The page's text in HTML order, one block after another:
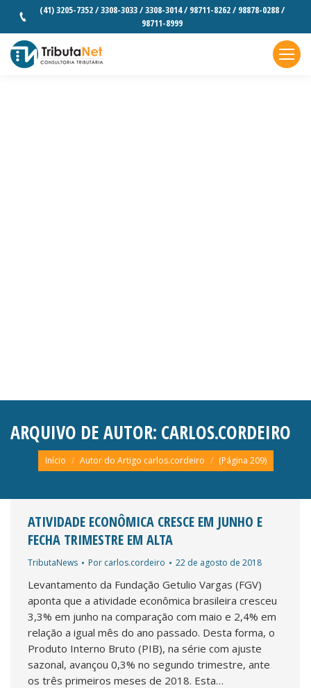
(41) 3205-7352 / 3308-3033 / 3308-3014 / 98711-8262 / 98878-0288 /
98711-8999
ARQUIVO DE AUTOR: CARLOS.CORDEIRO
Você está aqui:
Início Autor do Artigo carlos.cordeiro (Página 209)
ATIVIDADE ECONÔMICA CRESCE EM JUNHO E
FECHA TRIMESTRE EM ALTA
TributaNews Por carlos.cordeiro 22 de agosto de 2018
Levantamento da Fundação Getulio Vargas (FGV)
aponta que a atividade econômica brasileira cresceu
3,3% em junho na comparação com maio e 2,4% em
relação a igual mês do ano passado. Desta forma, o
Produto Interno Bruto (PIB), na série com ajuste
sazonal, avançou 0,3% no segundo trimestre, ante
os três primeiros meses de 2018. Esta…